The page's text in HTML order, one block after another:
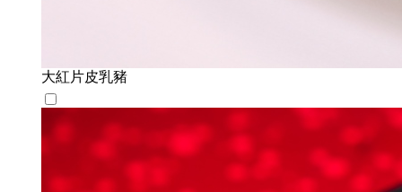
大紅片皮乳豬